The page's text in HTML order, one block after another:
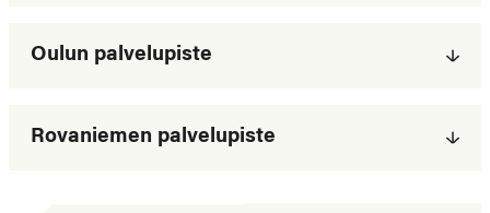
Oulun palvelupiste
Rovaniemen palvelupiste